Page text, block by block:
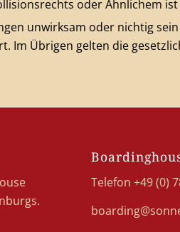
oder Ähnlichem
unwirksam oder nichtig
Im Übrigen gelten die
Telefon +49 (0)